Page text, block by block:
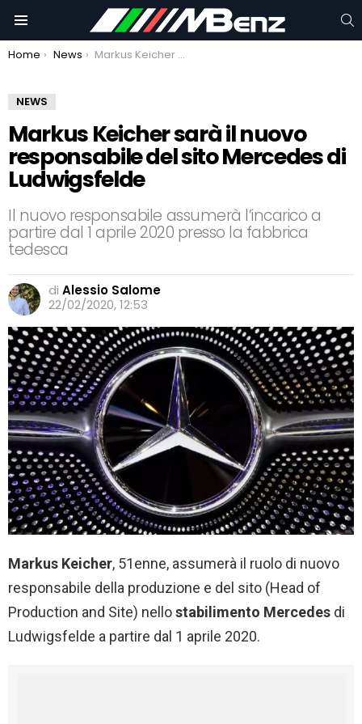
You are here:
Home News Markus Keicher sarà il nuovo responsabile del sito Mercedes di Ludwigsfelde
NEWS
Markus Keicher sarà il nuovo
responsabile del sito Mercedes di
Ludwigsfelde
Il nuovo responsabile assumerà l’incarico a
partire dal 1 aprile 2020 presso la fabbrica
tedesca
di Alessio Salome
22/02/2020, 12:53
Markus Keicher, 51enne, assumerà il ruolo di nuovo
responsabile della produzione e del sito (Head of
Production and Site) nellostabilimento Mercedes di
Ludwigsfelde a partire dal 1 aprile 2020.